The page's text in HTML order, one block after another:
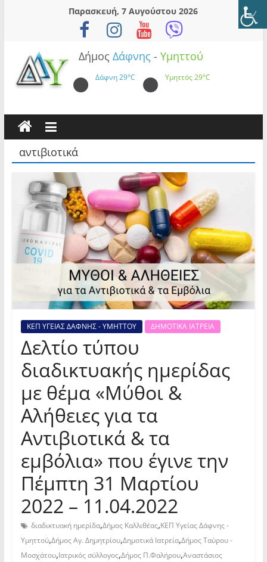
Παρασκευή, 7 Αυγούστου 2026
Δήμος Δάφνης - Υμηττού
Δάφνη29°C Υμηττός29°C
αντιβιοτικά
ΚΕΠ ΥΓΕΙΑΣ ΔΑΦΝΗΣ - ΥΜΗΤΤΟΥ ΔΗΜΟΤΙΚΑ ΙΑΤΡΕΙΑ
Δελτίο τύπου
διαδικτυακής ημερίδας
με θέμα «Μύθοι &
Αλήθειες για τα
Αντιβιοτικά & τα
εμβόλια» που έγινε την
Πέμπτη 31 Μαρτίου
2022 – 11.04.2022
διαδικτυακή ημερίδα,Δήμος Καλλιθέας,ΚΕΠ Υγείας Δάφνης -
Υμηττού,Δήμος Αγ. Δημητρίου,Δημοτικά Ιατρεία,Δήμος Ταύρου -
Μοσχάτου,Ιατρικός σύλλογος,Δήμος Π.Φαλήρου,Αναστάσιος